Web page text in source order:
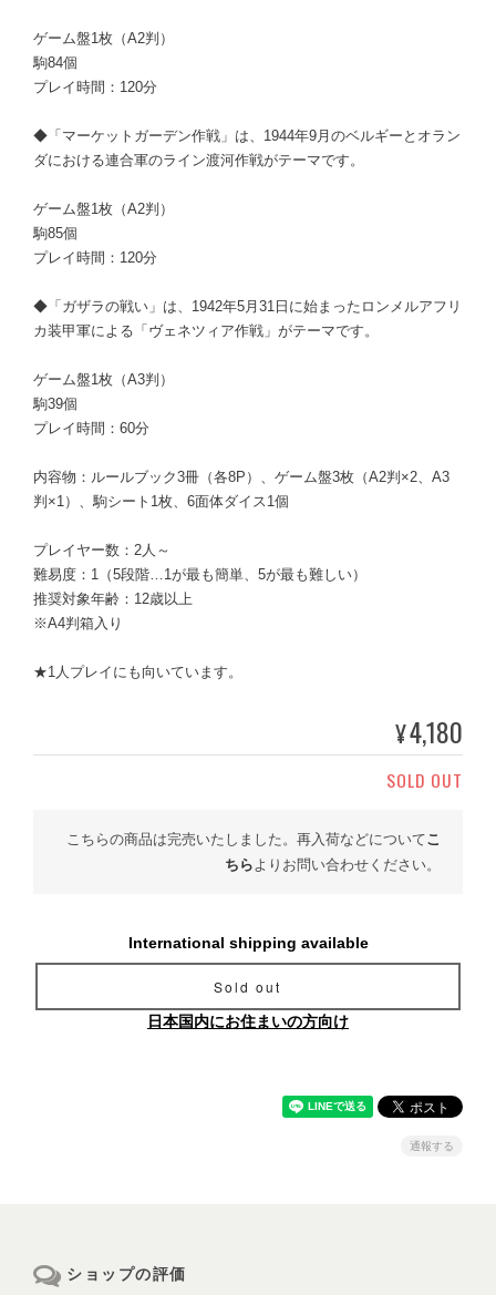
ゲーム盤1枚（A2判）
駒84個
プレイ時間：120分
◆「マーケットガーデン作戦」は、1944年9月のベルギーとオラン
ダにおける連合軍のライン渡河作戦がテーマです。
ゲーム盤1枚（A2判）
駒85個
プレイ時間：120分
◆「ガザラの戦い」は、1942年5月31日に始まったロンメルアフリ
カ装甲軍による「ヴェネツィア作戦」がテーマです。
ゲーム盤1枚（A3判）
駒39個
プレイ時間：60分
内容物：ルールブック3冊（各8P）、ゲーム盤3枚（A2判×2、A3
判×1）、駒シート1枚、6面体ダイス1個
プレイヤー数：2人～
難易度：1（5段階…1が最も簡単、5が最も難しい）
推奨対象年齢：12歳以上
※A4判箱入り
★1人プレイにも向いています。
¥4,180
SOLD OUT
こちらの商品は完売いたしました。再入荷などについてこ
ちらよりお問い合わせください。
International shipping available
Sold out
日本国内にお住まいの方向け
通報する
ショップの評価